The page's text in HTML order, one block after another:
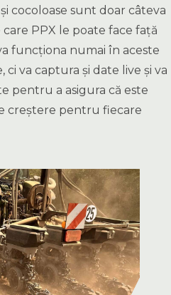
cocoloase sunt doar câteva
PPX le poate face față
funcționa numai în aceste
ci va captura și date live și va
pentru a asigura că este
creștere pentru fiecare